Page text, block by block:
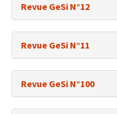
Revue GeSi N°12
Revue GeSi N°11
Revue GeSi N°100